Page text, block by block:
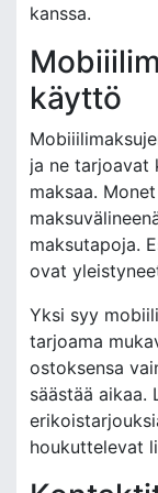
kanssa.
käyttö
ja ne tarjoavat
maksaa.
maksutapoja.
ovat
Yksi syy
tarjoama
ostoksensa
säästää aikaa.
houkuttelevat